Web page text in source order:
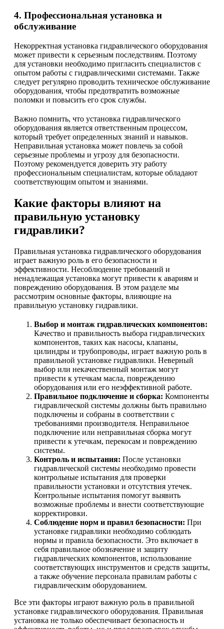
4. Профессиональная установка и
обслуживание
Некорректная установка гидравлического оборудования
может привести к серьезным последствиям. Поэтому
для установки необходимо пригласить специалистов с
опытом работы с гидравлическими системами. Также
следует регулярно проводить техническое обслуживание
оборудования, чтобы предотвратить возможные
поломки и повысить его срок службы.
Важно помнить, что установка гидравлического
оборудования является ответственным процессом,
который требует определенных знаний и навыков.
Неправильная установка может повлечь за собой
серьезные проблемы и угрозу для безопасности.
Поэтому рекомендуется доверить эту работу
профессиональным специалистам, которые обладают
соответствующим опытом и знаниями.
Какие факторы влияют на
правильную установку
гидравлики?
Правильная установка гидравлического оборудования
играет важную роль в его безопасности и
эффективности. Несоблюдение требований и
ненадлежащая установка могут привести к авариям и
повреждению оборудования. В этом разделе мы
рассмотрим основные факторы, влияющие на
правильную установку гидравлики.
Выбор и монтаж гидравлических компонентов:
Качество и правильность выбора гидравлических
компонентов, таких как насосы, клапаны,
цилиндры и трубопроводы, играет важную роль в
правильной установке гидравлики. Неверный
выбор или некачественный монтаж могут
привести к утечкам масла, повреждению
оборудования или его неэффективной работе.
Правильное подключение и сборка: Компоненты
гидравлической системы должны быть правильно
подключены и собраны в соответствии с
требованиями производителя. Неправильное
подключение или неправильная сборка могут
привести к утечкам, перекосам и повреждению
системы.
Контроль и испытания: После установки
гидравлической системы необходимо провести
контрольные испытания для проверки
правильности установки и отсутствия утечек.
Контрольные испытания помогут выявить
возможные проблемы и внести соответствующие
корректировки.
Соблюдение норм и правил безопасности: При
установке гидравлики необходимо соблюдать
нормы и правила безопасности. Это включает в
себя правильное обозначение и защиту
гидравлических компонентов, использование
соответствующих инструментов и средств защиты,
а также обучение персонала правилам работы с
гидравлическим оборудованием.
Все эти факторы играют важную роль в правильной
установке гидравлического оборудования. Правильная
установка не только обеспечивает безопасность и